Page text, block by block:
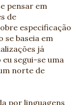
pensar em
de
especificação
se baseia em
já
segui-se uma
norte de
por linguagens